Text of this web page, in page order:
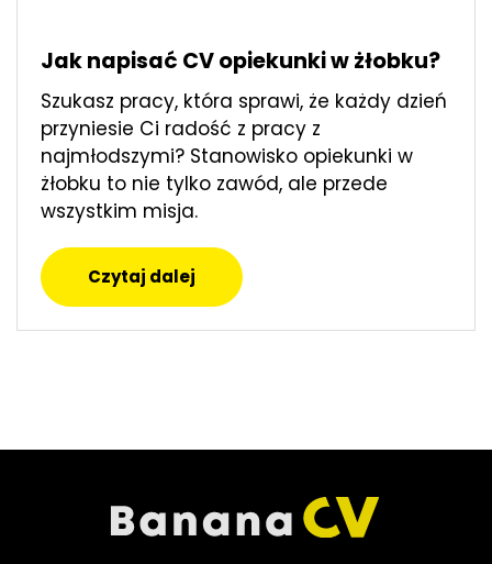
Jak napisać CV opiekunki w żłobku?
Szukasz pracy, która sprawi, że każdy dzień
przyniesie Ci radość z pracy z
najmłodszymi? Stanowisko opiekunki w
żłobku to nie tylko zawód, ale przede
wszystkim misja.
Czytaj dalej